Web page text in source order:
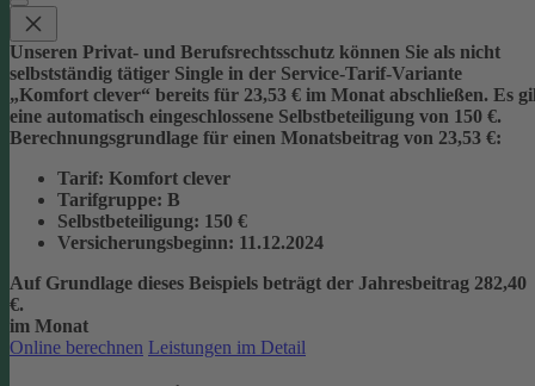
Unseren Privat- und Berufsrechtsschutz können Sie als nicht
selbstständig tätiger Single in der Service-Tarif-Variante
„Komfort clever“ bereits für 23,53 € im Monat abschließen. Es
eine automatisch eingeschlossene Selbstbeteiligung von 150 €.
Berechnungsgrundlage für einen Monatsbeitrag von 23,53 €:
Tarif: Komfort clever
Tarifgruppe: B
Selbstbeteiligung: 150 €
Versicherungsbeginn: 11.12.2024
Auf Grundlage dieses Beispiels beträgt der Jahresbeitrag 282,40
€.
im Monat
Online berechnen Leistungen im Detail